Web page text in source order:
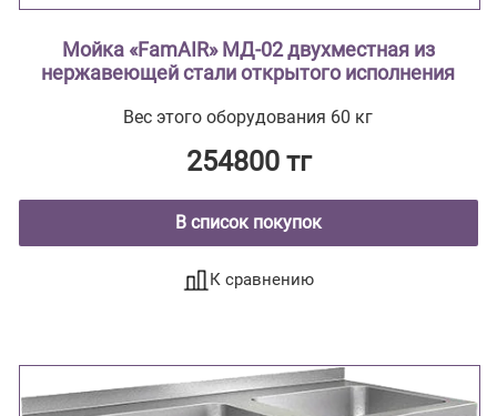
Мойка «FamAIR» МД-02 двухместная из
нержавеющей стали открытого исполнения
Вес этого оборудования 60 кг
254800 тг
В список покупок
К сравнению